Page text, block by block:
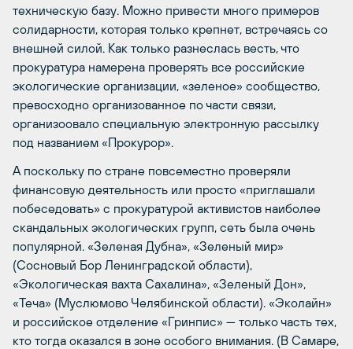
техническую базу. Можно привести много примеров
солидарности, которая только крепнет, встречаясь со
внешней силой. Как только разнеслась весть, что
прокуратура намерена проверять все российские
экологические организации, «зеленое» сообщество,
превосходно организованное по части связи,
организоовало специальную электронную рассылку
под названием «Прокурор».
А поскольку по стране повсеместно проверяли
финансовую деятельность или просто «приглашали
побеседовать» с прокуратурой активистов наиболее
скандальных экологических групп, сеть была очень
популярной. «Зеленая Дубна», «Зеленый мир»
(Сосновый Бор Ленинградской области),
«Экологическая вахта Сахалина», «Зеленый Дон»,
«Теча» (Муслюмово Челябинской области). «Эколайн»
и российское отделение «Гринпис» — только часть тех,
кто тогда оказался в зоне особого внимания. (В Самаре,